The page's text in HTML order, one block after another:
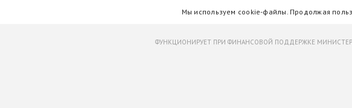
Мы используем cookie-файлы. Продолжая
ФУНКЦИОНИРУЕТ ПРИ ФИНАНСОВОЙ ПОДДЕРЖКЕ